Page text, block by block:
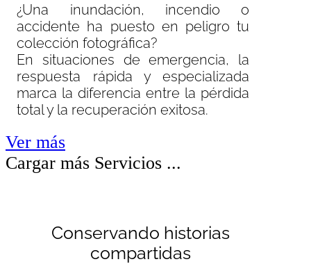
¿Una inundación, incendio o
accidente ha puesto en peligro tu
colección fotográfica?
En situaciones de emergencia, la
respuesta rápida y especializada
marca la diferencia entre la pérdida
total y la recuperación exitosa.
Ver más
Cargar más Servicios ...
Conservando historias
compartidas